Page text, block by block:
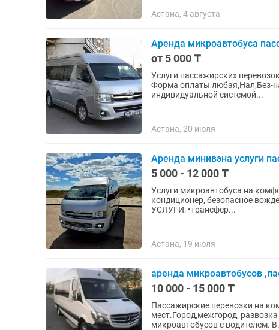
Астана, 4 августа
Аренда микроавтобуса
от 5 000 ₸
Услуги пассажирских
Форма оплаты любая,Нал,Без-нал,договора. Микроавтобусы и
индивидуальной системой...
Астана, 20 июля
Аренда минивэна услуги
5 000 - 12 000 ₸
Услуги микроавтобуса на
кондиционер, безопасное
УСЛУГИ: •трансфер...
Астана, 19 июля
аренда микроавтобусов
10 000 - 15 000 ₸
Пассажирские перевозки на
мест.Город,межгород,
микроавтобусов с водителем.